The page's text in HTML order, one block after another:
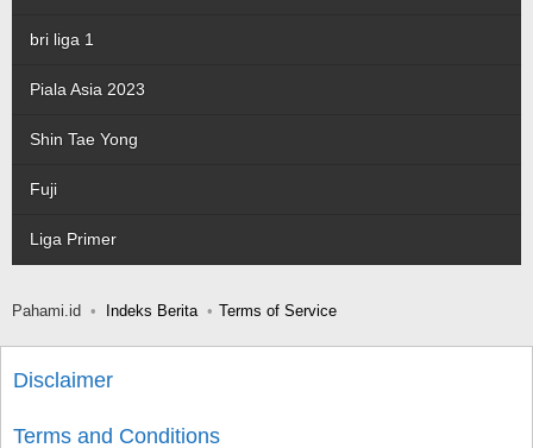
bri liga 1
Piala Asia 2023
Shin Tae Yong
Fuji
Liga Primer
Pahami.id Indeks Berita Terms of Service
Disclaimer
Terms and Conditions